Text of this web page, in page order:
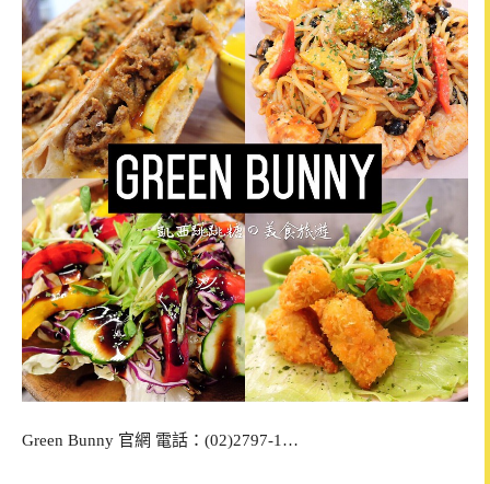
Green Bunny 官網 電話：(02)2797-1…